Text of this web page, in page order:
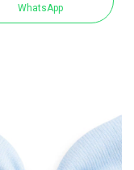
WhatsApp